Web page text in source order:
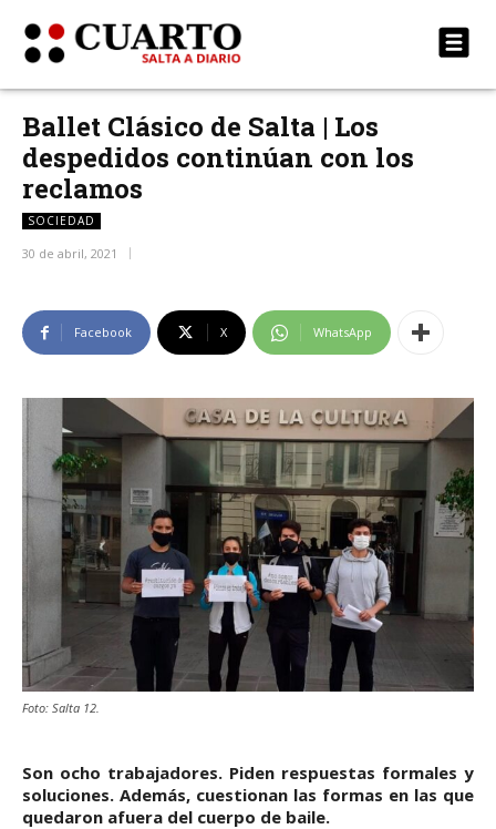
Ballet Clásico de Salta | Los
despedidos continúan con los
reclamos
SOCIEDAD
30 de abril, 2021
Facebook X WhatsApp
Foto: Salta 12.
Son ocho trabajadores. Piden respuestas formales y
soluciones. Además, cuestionan las formas en las que
quedaron afuera del cuerpo de baile.